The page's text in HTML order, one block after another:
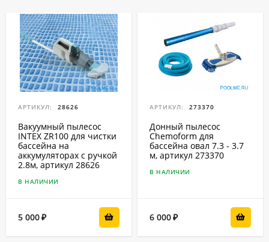
АРТИКУЛ: 28626
Вакуумный пылесос
INTEX ZR100 для чистки
бассейна на
аккумуляторах с ручкой
2.8м, артикул 28626
В НАЛИЧИИ
5 000₽
АРТИКУЛ: 273370
Донный пылесос
Chemoform для
бассейна овал 7.3 - 3.7
м, артикул 273370
В НАЛИЧИИ
6 000₽